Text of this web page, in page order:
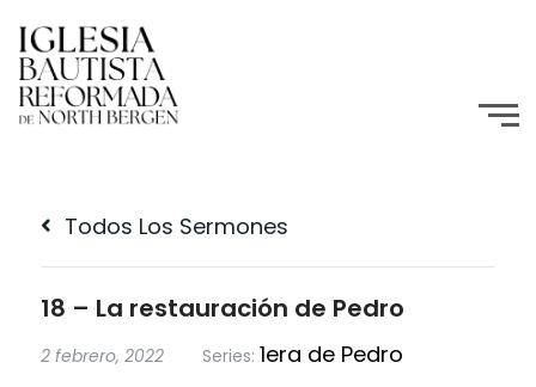
Todos Los Sermones
18 – La restauración de Pedro
2 febrero, 2022 Series: 1era de Pedro